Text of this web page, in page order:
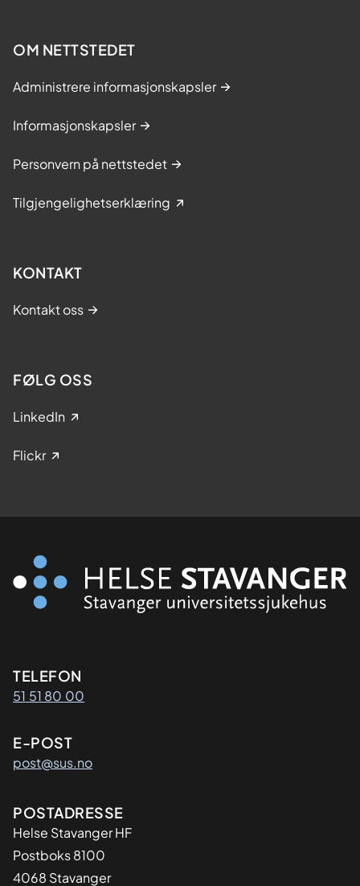
OM NETTSTEDET
Administrere informasjonskapsler
Informasjonskapsler
Personvern på nettstedet
Tilgjengelighetserklæring
KONTAKT
Kontakt oss
FØLG OSS
LinkedIn
Flickr
Kontaktinformasjon
TELEFON
51 51 80 00
E-POST
post@sus.no
Adresse
POSTADRESSE
Helse Stavanger HF
Postboks 8100
4068 Stavanger